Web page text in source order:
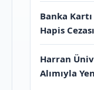
Banka Kartı
Hapis
Harran
Alımıyla